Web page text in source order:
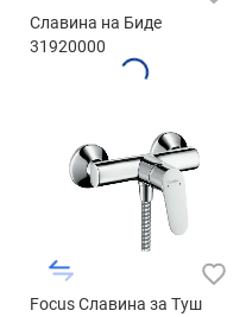
Славина на Биде
31920000
Focus Славина за Туш